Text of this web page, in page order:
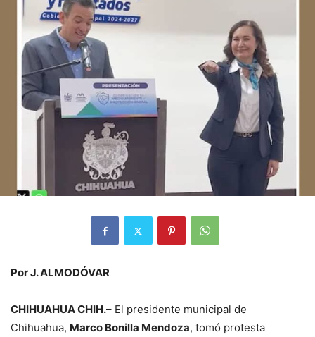
Por J. ALMODÓVAR
CHIHUAHUA CHIH.– El presidente municipal de
Chihuahua, Marco Bonilla Mendoza, tomó protesta